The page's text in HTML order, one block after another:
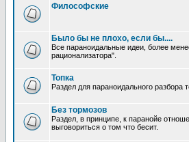
Философские
Было бы не плохо, если бы....
Все параноидальные идеи, более
рационализатора".
Топка
Раздел для параноидального разбора
Без тормозов
Раздел, в принципе, к паранойе
выговориться о том что бесит.